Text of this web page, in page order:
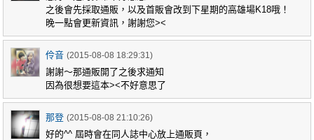
之後會先採取通販，以及首販會改到下星期的高雄場K18哦！
晚一點會更新資訊，謝謝您><
伶音 (2015-08-08 18:29:31)
謝謝～那通販開了之後求通知
因為很想要這本><不好意思了
那登 (2015-08-08 21:10:26)
好的^^ 屆時會在同人誌中心放上通販頁，